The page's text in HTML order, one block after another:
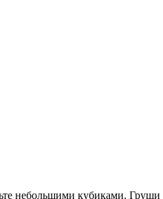
небольшими кубиками. Груши